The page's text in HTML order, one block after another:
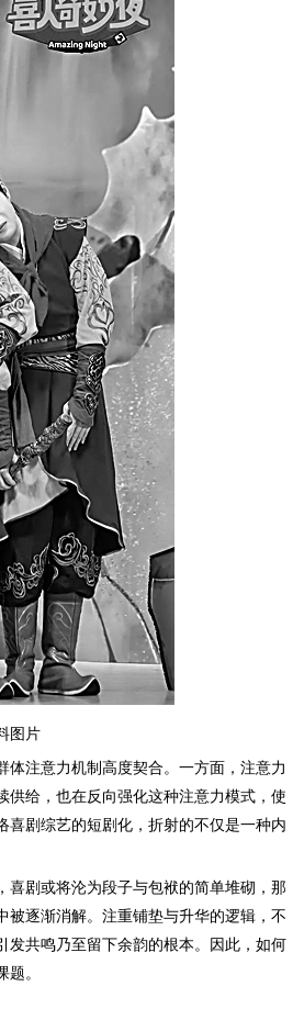
图片
注意力机制高度契合。一方面，注意力
供给，也在反向强化这种注意力模式，使
喜剧综艺的短剧化，折射的不仅是一种内
剧或将沦为段子与包袱的简单堆砌，那
被逐渐消解。注重铺垫与升华的逻辑，不
发共鸣乃至留下余韵的根本。因此，如何
。